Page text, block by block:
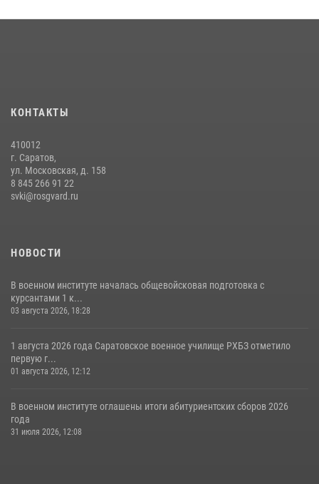
года
31 июля 2026, 12:08
КОНТАКТЫ
410012
г. Саратов,
ул. Московская, д. 158
8 845 266 91 22
svki@rosgvard.ru
НОВОСТИ
В военном институте началась общевойсковая подготовка с
курсантами 1 к...
03 августа 2026, 18:28
1 августа 2026 года Саратовское военное училище РХБЗ отметило
первую г...
01 августа 2026, 12:12
В военном институте оглашены итоги абитуриентских сборов 2026
года
31 июля 2026, 12:08